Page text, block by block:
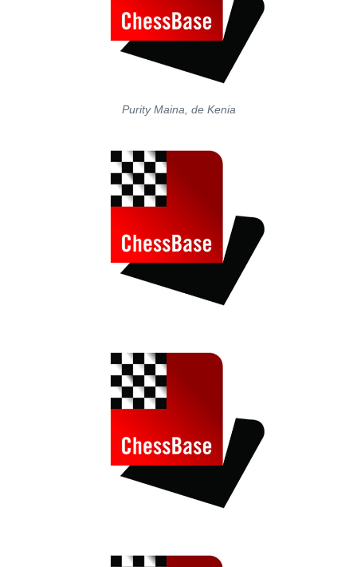
Purity Maina, de Kenia